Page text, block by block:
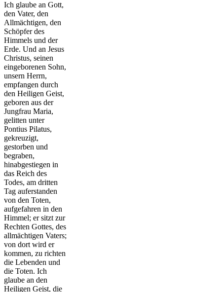
Ich glaube an Gott,
den Vater, den
Allmächtigen, den
Schöpfer des
Himmels und der
Erde. Und an Jesus
Christus, seinen
eingeborenen Sohn,
unsern Herrn,
empfangen durch
den Heiligen Geist,
geboren aus der
Jungfrau Maria,
gelitten unter
Pontius Pilatus,
gekreuzigt,
gestorben und
begraben,
hinabgestiegen in
das Reich des
Todes, am dritten
Tag auferstanden
von den Toten,
aufgefahren in den
Himmel; er sitzt zur
Rechten Gottes, des
allmächtigen Vaters;
von dort wird er
kommen, zu richten
die Lebenden und
die Toten. Ich
glaube an den
Heiligen Geist, die